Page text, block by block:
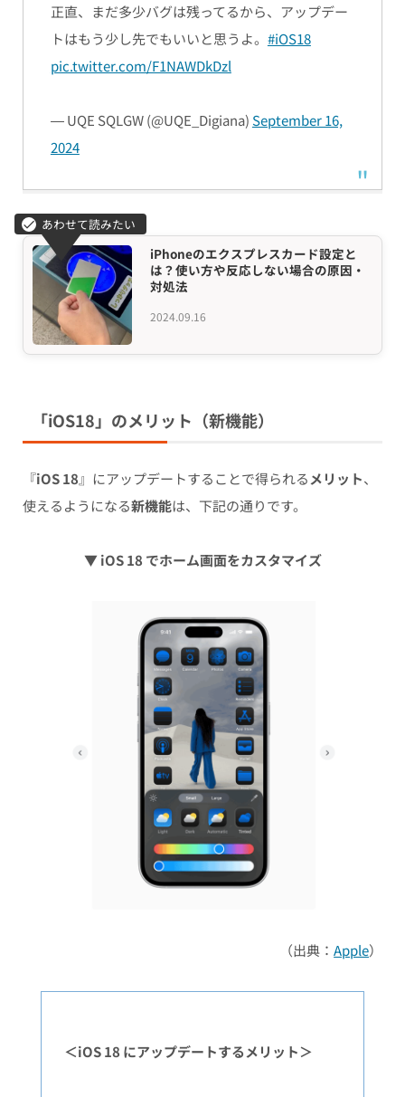
正直、まだ多少バグは残ってるから、アップデー
トはもう少し先でもいいと思うよ。 #iOS18
pic.twitter.com/F1NAWDkDzl
— UQE SQLGW (@UQE_Digiana) September 16,
2024
2024.09.16
iPhoneのエクスプレスカード設定と
は？使い方や反応しない場合の原因・
対処法
「iOS18」のメリット（新機能）
『iOS 18』にアップデートすることで得られるメリット、
使えるようになる新機能は、下記の通りです。
▼ iOS 18 でホーム画面をカスタマイズ
（出典：Apple）
＜iOS 18 にアップデートするメリット＞